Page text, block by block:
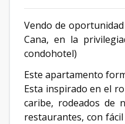
Vendo de
Cana, en la
condohotel)
Este apartamento
Esta inspirado en el
caribe, rodeados de
restaurantes, con